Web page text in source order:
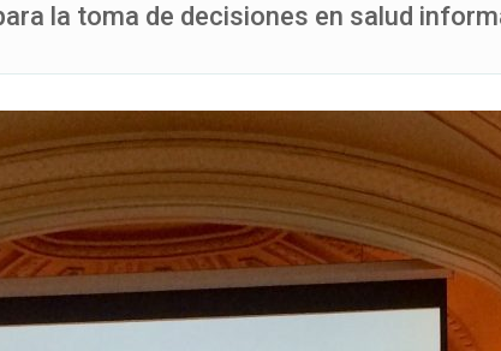
la toma de decisiones en salud